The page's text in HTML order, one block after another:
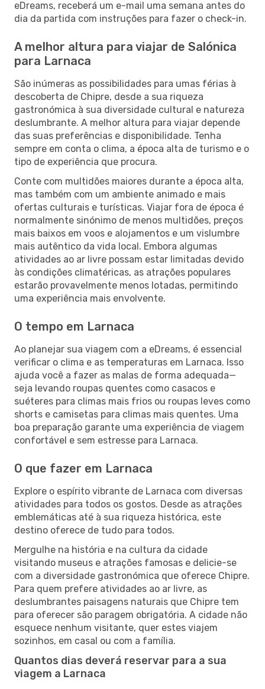
eDreams, receberá um e-mail uma semana antes do
dia da partida com instruções para fazer o check-in.
A melhor altura para viajar de Salónica
para Larnaca
São inúmeras as possibilidades para umas férias à
descoberta de Chipre, desde a sua riqueza
gastronómica à sua diversidade cultural e natureza
deslumbrante. A melhor altura para viajar depende
das suas preferências e disponibilidade. Tenha
sempre em conta o clima, a época alta de turismo e o
tipo de experiência que procura.
Conte com multidões maiores durante a época alta,
mas também com um ambiente animado e mais
ofertas culturais e turísticas. Viajar fora de época é
normalmente sinónimo de menos multidões, preços
mais baixos em voos e alojamentos e um vislumbre
mais autêntico da vida local. Embora algumas
atividades ao ar livre possam estar limitadas devido
às condições climatéricas, as atrações populares
estarão provavelmente menos lotadas, permitindo
uma experiência mais envolvente.
O tempo em Larnaca
Ao planejar sua viagem com a eDreams, é essencial
verificar o clima e as temperaturas em Larnaca. Isso
ajuda você a fazer as malas de forma adequada—
seja levando roupas quentes como casacos e
suéteres para climas mais frios ou roupas leves como
shorts e camisetas para climas mais quentes. Uma
boa preparação garante uma experiência de viagem
confortável e sem estresse para Larnaca.
O que fazer em Larnaca
Explore o espírito vibrante de Larnaca com diversas
atividades para todos os gostos. Desde as atrações
emblemáticas até à sua riqueza histórica, este
destino oferece de tudo para todos.
Mergulhe na história e na cultura da cidade
visitando museus e atrações famosas e delicie-se
com a diversidade gastronómica que oferece Chipre.
Para quem prefere atividades ao ar livre, as
deslumbrantes paisagens naturais que Chipre tem
para oferecer são paragem obrigatória. A cidade não
esquece nenhum visitante, quer estes viajem
sozinhos, em casal ou com a família.
Quantos dias deverá reservar para a sua
viagem a Larnaca